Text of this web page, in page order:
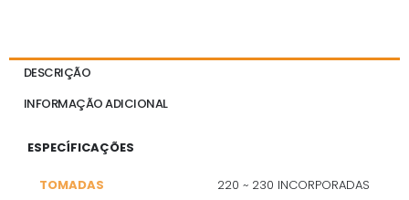
DESCRIÇÃO
INFORMAÇÃO ADICIONAL
ESPECÍFICAÇÕES
TOMADAS 220 ~ 230 INCORPORADAS